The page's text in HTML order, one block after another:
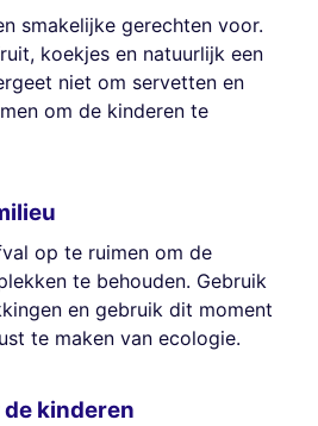
smakelijke gerechten voor.
koekjes en natuurlijk een
niet om servetten en
om de kinderen te
op te ruimen om de
te behouden. Gebruik
en gebruik dit moment
te maken van ecologie.
kinderen